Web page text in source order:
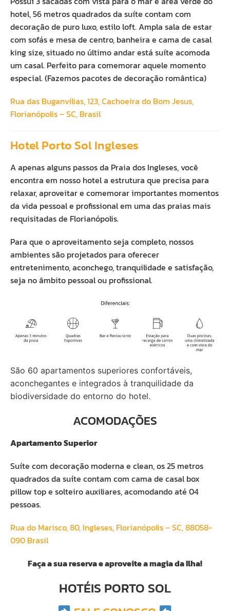
hotel, 56 metros quadrados da suíte contam com
decoração de puro luxo, estilo loft. Ampla sala de estar
com sofás e mesa de centro, banheira e cama de casal
king size, situado no último andar está suíte acomoda
um casal. Perfeito para comemorar aquele momento
especial. (Fazemos pacotes de decoração romântica)
Rua das Buganvílias, 123, Cachoeira do Bom Jesus,
Florianópolis – SC, Brasil
Hotel Porto Sol Ingleses
A apenas alguns passos da Praia dos Ingleses, você
encontra em nosso hotel a estrutura que precisa para
relaxar, aproveitar e comemorar importantes momentos
da vida pessoal e profissional em uma das praias mais
requisitadas de Florianópolis.
Para que o aproveitamento seja completo, nossos
ambientes são projetados para oferecer
entretenimento, aconchego, tranquilidade e satisfação,
seja no âmbito pessoal ou profissional.
São 60 apartamentos superiores confortáveis,
aconchegantes e integrados à tranquilidade da
biodiversidade do entorno do hotel.
ACOMODAÇÕES
Apartamento Superior
Suíte com decoração moderna e clean, os 25 metros
quadrados da suíte contam com cama de casal box
pillow top e solteiro auxiliares, acomodando até 04
pessoas.
Rua do Marisco, 80, Ingleses, Florianópolis – SC,88058-
090 Brasil
Faça a sua reserva e aproveite a magia da Ilha!
HOTÉIS PORTO SOL